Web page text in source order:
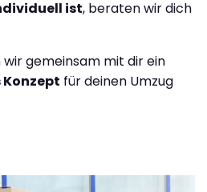
ist, beraten wir dich
gemeinsam mit dir ein
für deinen Umzug